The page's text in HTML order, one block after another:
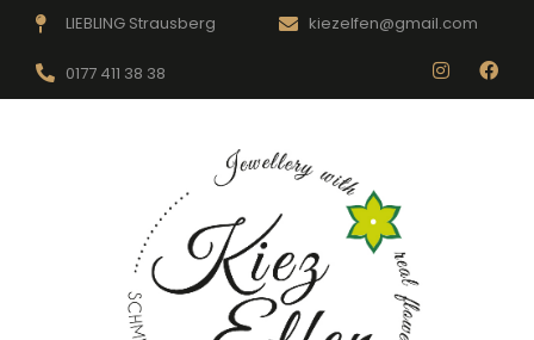
LIEBLING Strausberg kiezelfen@gmail.com
0177 411 38 38